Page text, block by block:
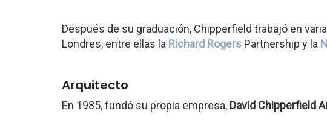
Después de su graduación, Chipperfield trabajó en
Londres, entre ellas la Richard Rogers Partnership y la
Arquitecto
En 1985, fundó su propia empresa, David Chipperfield